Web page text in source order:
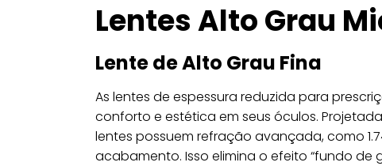
Lentes Alto Grau
Lente de Alto Grau Fina
As lentes de espessura reduzida para
conforto e estética em seus óculos.
lentes possuem refração avançada, como
acabamento. Isso elimina o efeito “fundo de